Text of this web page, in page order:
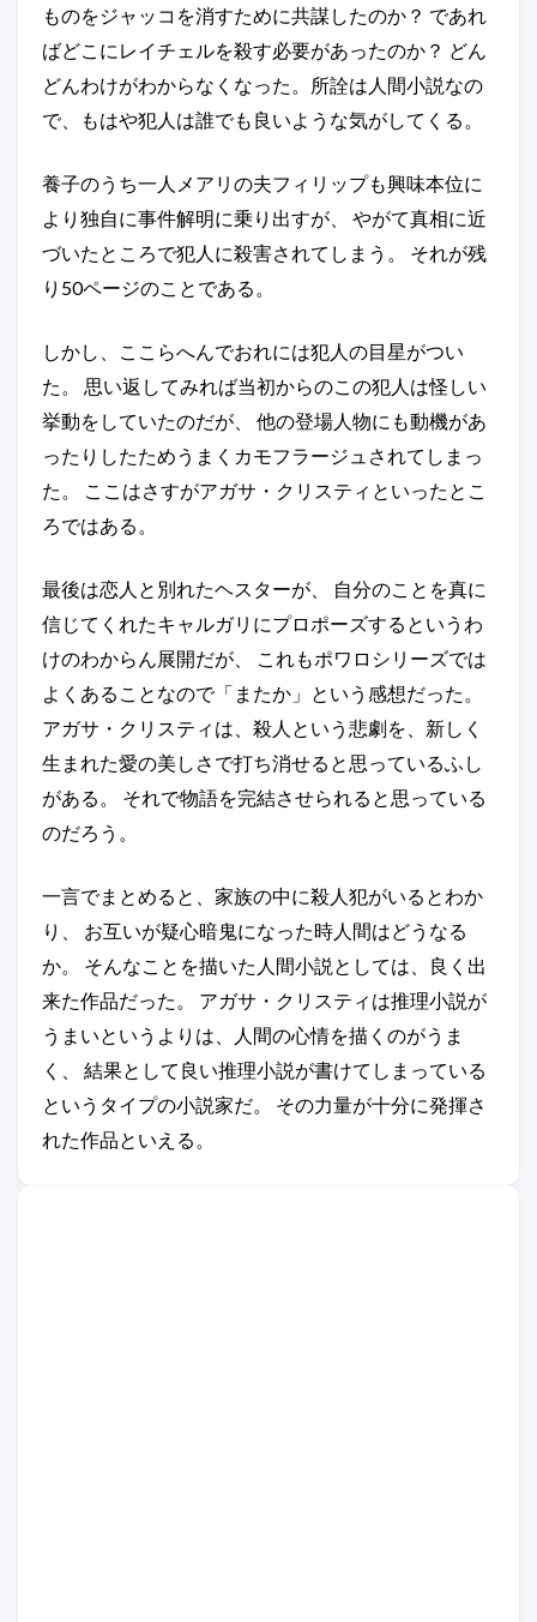
ものをジャッコを消すために共謀したのか？ であれ
ばどこにレイチェルを殺す必要があったのか？ どん
どんわけがわからなくなった。所詮は人間小説なの
で、もはや犯人は誰でも良いような気がしてくる。
養子のうち一人メアリの夫フィリップも興味本位に
より独自に事件解明に乗り出すが、 やがて真相に近
づいたところで犯人に殺害されてしまう。 それが残
り50ページのことである。
しかし、ここらへんでおれには犯人の目星がつい
た。 思い返してみれば当初からのこの犯人は怪しい
挙動をしていたのだが、 他の登場人物にも動機があ
ったりしたためうまくカモフラージュされてしまっ
た。 ここはさすがアガサ・クリスティといったとこ
ろではある。
最後は恋人と別れたヘスターが、 自分のことを真に
信じてくれたキャルガリにプロポーズするというわ
けのわからん展開だが、 これもポワロシリーズでは
よくあることなので「またか」という感想だった。
アガサ・クリスティは、殺人という悲劇を、新しく
生まれた愛の美しさで打ち消せると思っているふし
がある。 それで物語を完結させられると思っている
のだろう。
一言でまとめると、家族の中に殺人犯がいるとわか
り、 お互いが疑心暗鬼になった時人間はどうなる
か。 そんなことを描いた人間小説としては、良く出
来た作品だった。 アガサ・クリスティは推理小説が
うまいというよりは、人間の心情を描くのがうま
く、 結果として良い推理小説が書けてしまっている
というタイプの小説家だ。 その力量が十分に発揮さ
れた作品といえる。